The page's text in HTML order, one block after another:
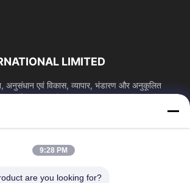
LIMITED
अनुसंधान एवं विकास, व्यापार, भंडारण और अनुकूलित
वर्षों के अनुभव के साथ एक वन-स्टॉप कच्चे माल सेवा...
हमारे बारे में
गुणवत्ता नियंत्रण
9:28 PM
are you looking for?